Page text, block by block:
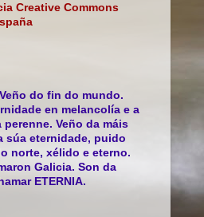
Creative Commons
do fin do mundo.
en melancolía e a
Veño da máis
súa eternidade, puido
norte, xélido e eterno.
Galicia. Son da
ETERNIA.